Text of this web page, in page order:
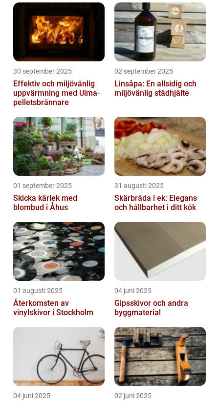
30 september 2025
Effektiv och miljövänlig
uppvärmning med Ulma-
pelletsbrännare
02 september 2025
Linsåpa: En allsidig och
miljövänlig städhjälte
01 september 2025
Skicka kärlek med
blombud i Åhus
31 augusti 2025
Skärbräda i ek: Elegans
och hållbarhet i ditt kök
01 augusti 2025
Återkomsten av
vinylskivor i Stockholm
04 juni 2025
Gipsskivor och andra
byggmaterial
04 juni 2025 02 juni 2025